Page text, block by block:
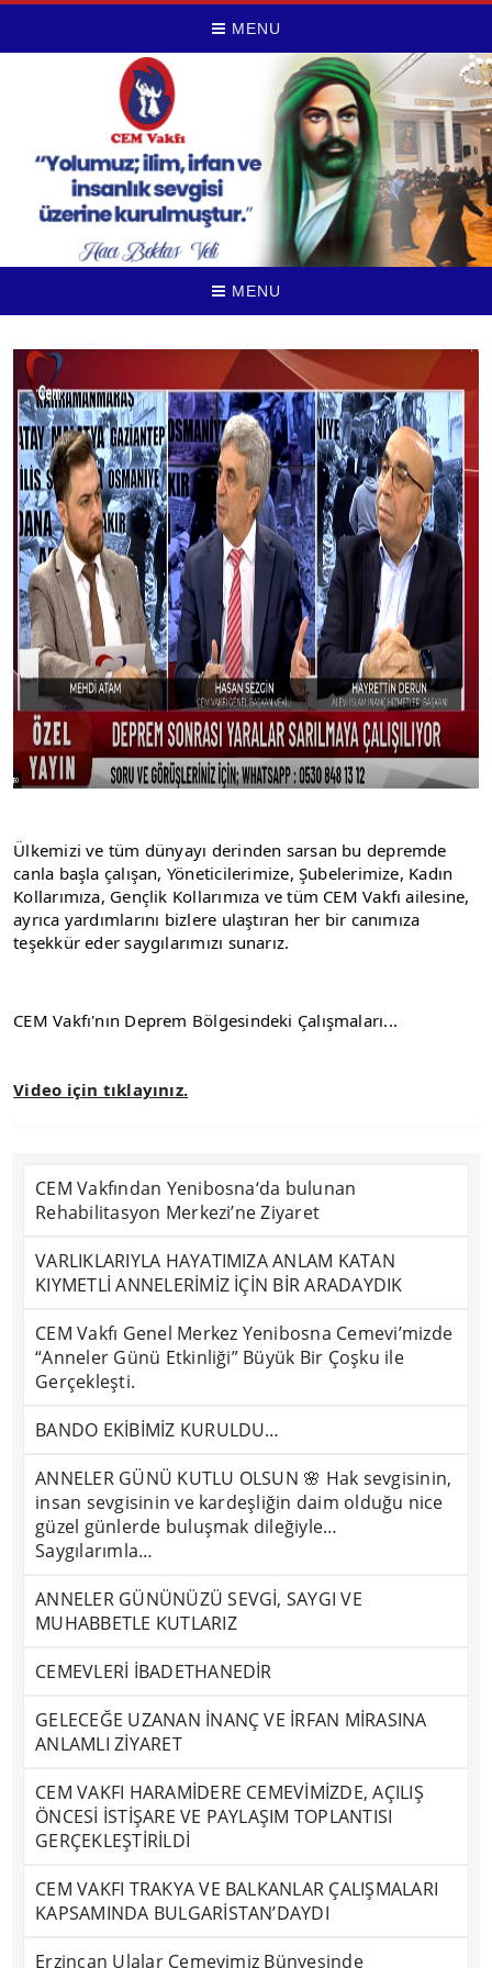
MENU
MENU
Ülkemizi ve tüm dünyayı derinden sarsan bu depremde
canla başla çalışan, Yöneticilerimize, Şubelerimize, Kadın
Kollarımıza, Gençlik Kollarımıza ve tüm CEM Vakfı ailesine,
ayrıca yardımlarını bizlere ulaştıran her bir canımıza
teşekkür eder saygılarımızı sunarız.
CEM Vakfı'nın Deprem Bölgesindeki Çalışmaları...
Video için tıklayınız.
CEM Vakfından Yenibosna‘da bulunan
Rehabilitasyon Merkezi’ne Ziyaret
VARLIKLARIYLA HAYATIMIZA ANLAM KATAN
KIYMETLİ ANNELERİMİZ İÇİN BİR ARADAYDIK
CEM Vakfı Genel Merkez Yenibosna Cemevi’mizde
“Anneler Günü Etkinliği” Büyük Bir Çoşku ile
Gerçekleşti.
BANDO EKİBİMİZ KURULDU…
ANNELER GÜNÜ KUTLU OLSUN 🌸 Hak sevgisinin,
insan sevgisinin ve kardeşliğin daim olduğu nice
güzel günlerde buluşmak dileğiyle…
Saygılarımla…
ANNELER GÜNÜNÜZÜ SEVGİ, SAYGI VE
MUHABBETLE KUTLARIZ
CEMEVLERİ İBADETHANEDİR
GELECEĞE UZANAN İNANÇ VE İRFAN MİRASINA
ANLAMLI ZİYARET
CEM VAKFI HARAMİDERE CEMEVİMİZDE, AÇILIŞ
ÖNCESİ İSTİŞARE VE PAYLAŞIM TOPLANTISI
GERÇEKLEŞTİRİLDİ
CEM VAKFI TRAKYA VE BALKANLAR ÇALIŞMALARI
KAPSAMINDA BULGARİSTAN’DAYDI
Erzincan Ulalar Cemevimiz Bünyesinde